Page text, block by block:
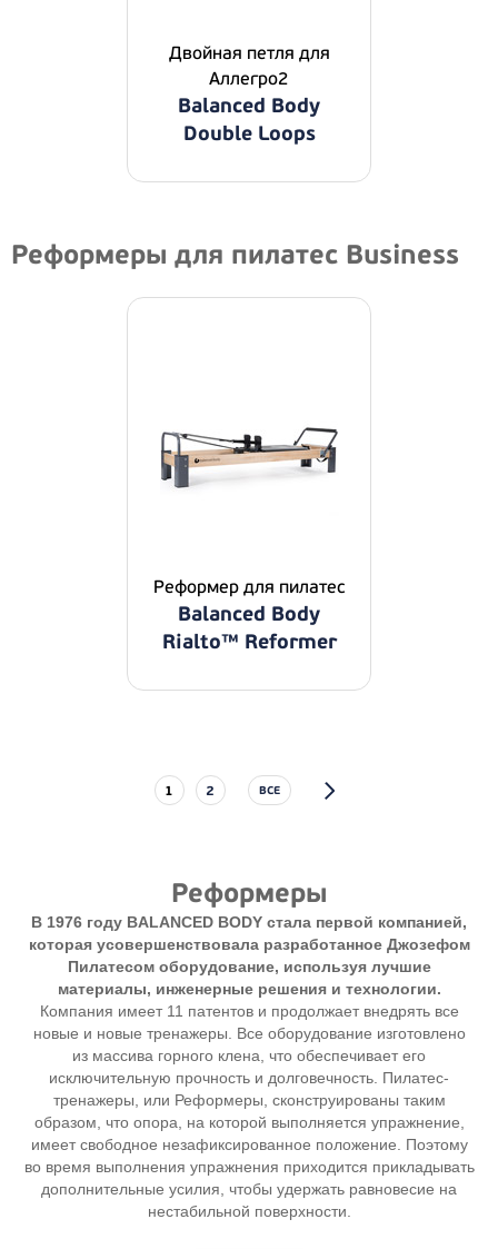
Двойная петля для
Аллегро2
Balanced Body
Double Loops
Реформеры для пилатес Business
Реформер для пилатес
Balanced Body
Rialto™ Reformer
1 2 ВСЕ
Реформеры
В 1976 году BALANCED BODY стала первой компанией,
которая усовершенствовала разработанное Джозефом
Пилатесом оборудование, используя лучшие
материалы, инженерные решения и технологии.
Компания имеет 11 патентов и продолжает внедрять все
новые и новые тренажеры. Все оборудование изготовлено
из массива горного клена, что обеспечивает его
исключительную прочность и долговечность. Пилатес-
тренажеры, или Реформеры, сконструированы таким
образом, что опора, на которой выполняется упражнение,
имеет свободное незафиксированное положение. Поэтому
во время выполнения упражнения приходится прикладывать
дополнительные усилия, чтобы удержать равновесие на
нестабильной поверхности.